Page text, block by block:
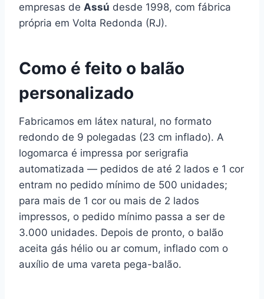
empresas de Assú desde 1998, com fábrica
própria em Volta Redonda (RJ).
Como é feito o balão
personalizado
Fabricamos em látex natural, no formato
redondo de 9 polegadas (23 cm inflado). A
logomarca é impressa por serigrafia
automatizada — pedidos de até 2 lados e 1 cor
entram no pedido mínimo de 500 unidades;
para mais de 1 cor ou mais de 2 lados
impressos, o pedido mínimo passa a ser de
3.000 unidades. Depois de pronto, o balão
aceita gás hélio ou ar comum, inflado com o
auxílio de uma vareta pega-balão.